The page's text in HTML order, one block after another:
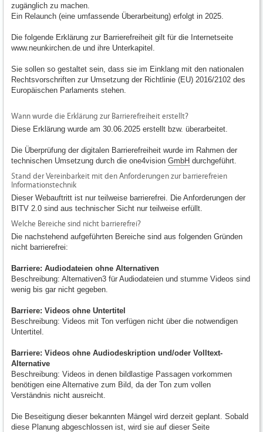
zugänglich zu machen.
Ein Relaunch (eine umfassende Überarbeitung) erfolgt in 2025.
Die folgende Erklärung zur Barrierefreiheit gilt für die Internetseite
www.neunkirchen.de und ihre Unterkapitel.
Sie sollen so gestaltet sein, dass sie im Einklang mit den nationalen
Rechtsvorschriften zur Umsetzung der Richtlinie (EU) 2016/2102 des
Europäischen Parlaments stehen.
Wann wurde die Erklärung zur Barrierefreiheit erstellt?
Diese Erklärung wurde am 30.06.2025 erstellt bzw. überarbeitet.
Die Überprüfung der digitalen Barrierefreiheit wurde im Rahmen der
technischen Umsetzung durch die one4vision GmbH durchgeführt.
Stand der Vereinbarkeit mit den Anforderungen zur barrierefreien
Informationstechnik
Dieser Webauftritt ist nur teilweise barrierefrei. Die Anforderungen der
BITV 2.0 sind aus technischer Sicht nur teilweise erfüllt.
Welche Bereiche sind nicht barrierefrei?
Die nachstehend aufgeführten Bereiche sind aus folgenden Gründen
nicht barrierefrei:
Barriere: Audiodateien ohne Alternativen
Beschreibung: Alternativen3 für Audiodateien und stumme Videos sind
wenig bis gar nicht gegeben.
Barriere: Videos ohne Untertitel
Beschreibung: Videos mit Ton verfügen nicht über die notwendigen
Untertitel.
Barriere: Videos ohne Audiodeskription und/oder Volltext-
Alternative
Beschreibung: Videos in denen bildlastige Passagen vorkommen
benötigen eine Alternative zum Bild, da der Ton zum vollen
Verständnis nicht ausreicht.
Die Beseitigung dieser bekannten Mängel wird derzeit geplant. Sobald
diese Planung abgeschlossen ist, wird sie auf dieser Seite